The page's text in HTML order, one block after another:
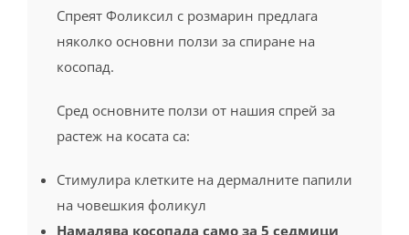
Спреят Фоликсил с розмарин предлага
няколко основни ползи за спиране на
косопад.
Сред основните ползи от нашия спрей за
растеж на косата са:
Стимулира клетките на дермалните папили
на човешкия фоликул
Намалява косопада само за 5 седмици